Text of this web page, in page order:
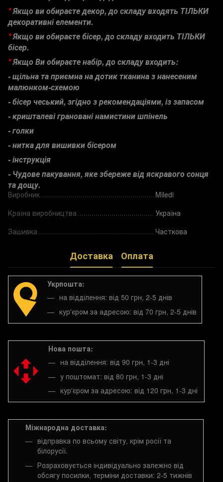
*Якщо ви обираєтедекор, до складу входять ТІЛЬКИ
декоративні елементи.
*Якщо ви обираєтебісер, до складу входить ТІЛЬКИ
бісер.
*Якщо Ви обираєте набір, до складу входить:
- щільна та приємна на дотик тканина з нанесеним
малюнком-схемою
- бісер чеський, згідно з рекомендаціями, із запасом
- кришталеві грановані намистини шпінель
- голки
- нитка для вишивки бісером
-інструкція
- Чудове пакування, яке збереже від яскравого сонця
та дощу.
Виробник
Miledi
Країна виробництва
Україна
Зашивка
Часткова
Доставка Оплата
Укрпошта:
на відділення: від 50 грн, 2-5 днів
кур'єром за адресою: від 70 грн, 2-5 днів
Нова пошта:
на відділення: від 90 грн, 1-3 дні
у поштомат: від 80 грн, 1-3 дні
кур'єром за адресою: від 120 грн, 1-3 дні
Міжнародна доставка:
відправка по всьому світу, крім росії та
білорусії.
Розраховується індивідуально залежно від
обсягу посилки, терміни доставки: 2-5 тижнів